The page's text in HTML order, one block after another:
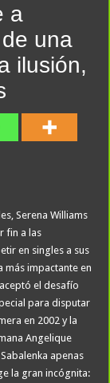
a
una
ilusión,
Serena Williams
fin a las
en singles a sus
más impactante en
el desafío
para disputar
en 2002 y la
Angelique
apenas
la gran incógnita: